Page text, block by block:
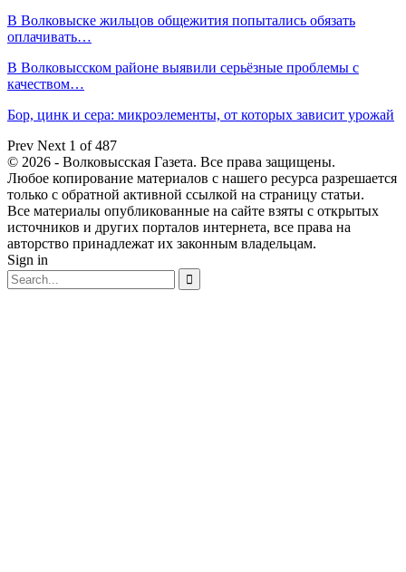
В Волковыске жильцов общежития попытались обязать
оплачивать…
В Волковысском районе выявили серьёзные проблемы с
качеством…
Бор, цинк и сера: микроэлементы, от которых зависит урожай
Prev Next 1 of 487
© 2026 - Волковысская Газета. Все права защищены.
Любое копирование материалов с нашего ресурса разрешается
только с обратной активной ссылкой на страницу статьи.
Все материалы опубликованные на сайте взяты с открытых
источников и других порталов интернета, все права на
авторство принадлежат их законным владельцам.
Sign in